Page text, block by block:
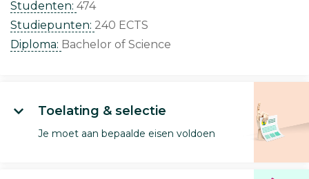
Studenten: 474
Studiepunten: 240 ECTS
Diploma: Bachelor of Science
Toelating & selectie
Je moet aan bepaalde eisen voldoen